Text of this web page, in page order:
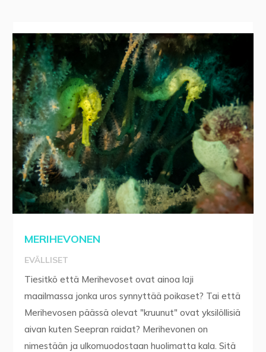
MERIHEVONEN
EVÄLLISET
Tiesitkö että Merihevoset ovat ainoa laji
maailmassa jonka uros synnyttää poikaset? Tai että
Merihevosen päässä olevat "kruunut" ovat yksilöllisiä
aivan kuten Seepran raidat? Merihevonen on
nimestään ja ulkomuodostaan huolimatta kala. Sitä